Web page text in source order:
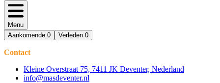
Menu
Aankomende 0 Verleden 0
Contact
Kleine Overstraat 75, 7411 JK Deventer, Nederland
info@masdeventer.nl